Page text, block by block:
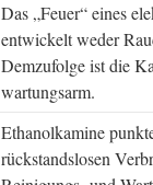
Das „Feuer“ eines
entwickelt weder
Demzufolge ist die
wartungsarm.
Ethanolkamine
rückstandslosen